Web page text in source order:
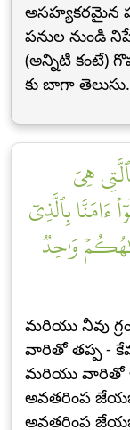
అసహ్యకరమైన
పనుల నుండి
(అన్నిటి కంటే)
కు బాగా తెలుసు.
هِيَ
ءَامَنَّا بِٱلَّذِيٓ
وَٰحِدٞ
మరియు నీవు
వారితో తప్ప -
మరియు వారితో
అవతరింప
అవతరింప